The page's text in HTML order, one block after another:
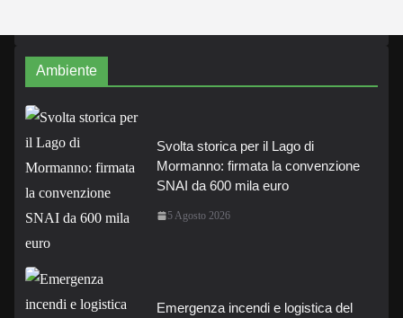
Ambiente
Svolta storica per il Lago di
Mormanno: firmata la convenzione
SNAI da 600 mila euro
5 Agosto 2026
Emergenza incendi e logistica del